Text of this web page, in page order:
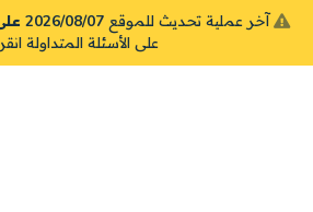
آخر عملية تحديث للموقع 2026/08/07 على الساعة 16:31
على الأسئلة المتداولة انقر